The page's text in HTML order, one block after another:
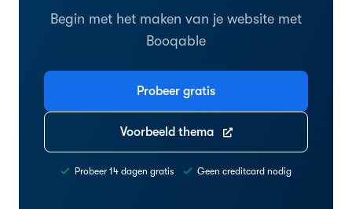
Begin met het maken van je website met
Booqable
Probeer gratis
Voorbeeld thema
Probeer 14 dagen gratis Geen creditcard nodig